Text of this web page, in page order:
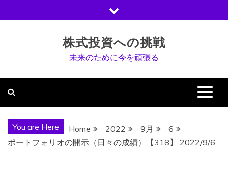
to
株式投資への挑戦
未来のために今を頑張る
You are Here Home 2022 9月
6
ポートフォリオの開示（日々の成績）【318】 2022/9/6